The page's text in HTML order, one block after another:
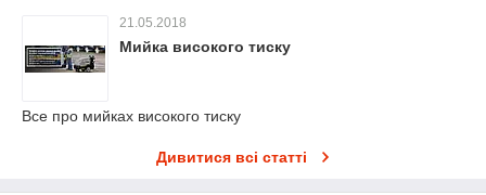
21.05.2018
Мийка високого тиску
Все про мийках високого тиску
Дивитися всі статті